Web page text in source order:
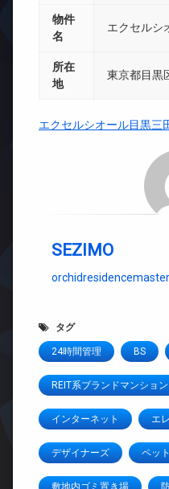
物件
名
エクセルシ
所在
地
東京都目黒
エクセルシオール目黒三
SEZIMO
タグ
24時間管理 BS
REIT系ブランドマンション
インターネット エ
デザイナーズ ペッ
敷地内ゴミ置き場